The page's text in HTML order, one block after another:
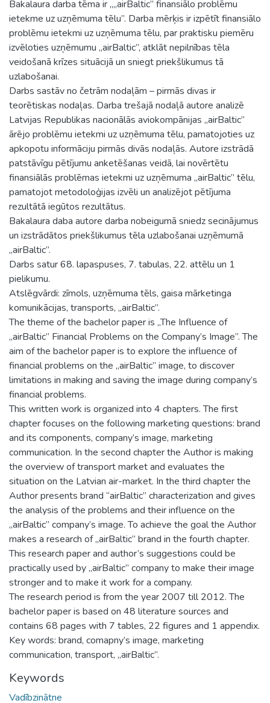
Bakalaura darba tēma ir „„airBaltic” finansiālo problēmu
ietekme uz uzņēmuma tēlu”. Darba mērķis ir izpētīt finansiālo
problēmu ietekmi uz uzņēmuma tēlu, par praktisku piemēru
izvēloties uzņēmumu „airBaltic”, atklāt nepilnības tēla
veidošanā krīzes situācijā un sniegt priekšlikumus tā
uzlabošanai.
Darbs sastāv no četrām nodaļām – pirmās divas ir
teorētiskas nodaļas. Darba trešajā nodaļā autore analizē
Latvijas Republikas nacionālās aviokompānijas „airBaltic”
ārējo problēmu ietekmi uz uzņēmuma tēlu, pamatojoties uz
apkopotu informāciju pirmās divās nodaļās. Autore izstrādā
patstāvīgu pētījumu anketēšanas veidā, lai novērtētu
finansiālās problēmas ietekmi uz uzņēmuma „airBaltic” tēlu,
pamatojot metodoloģijas izvēli un analizējot pētījuma
rezultātā iegūtos rezultātus.
Bakalaura daba autore darba nobeigumā sniedz secinājumus
un izstrādātos priekšlikumus tēla uzlabošanai uzņēmumā
„airBaltic”.
Darbs satur 68. lapaspuses, 7. tabulas, 22. attēlu un 1
pielikumu.
Atslēgvārdi: zīmols, uzņēmuma tēls, gaisa mārketinga
komunikācijas, transports, „airBaltic”.
The theme of the bachelor paper is „The Influence of
„airBaltic” Financial Problems on the Company’s Image”. The
aim of the bachelor paper is to explore the influence of
financial problems on the „airBaltic” image, to discover
limitations in making and saving the image during company’s
financial problems.
This written work is organized into 4 chapters. The first
chapter focuses on the following marketing questions: brand
and its components, company’s image, marketing
communication. In the second chapter the Author is making
the overview of transport market and evaluates the
situation on the Latvian air-market. In the third chapter the
Author presents brand “airBaltic” characterization and gives
the analysis of the problems and their influence on the
„airBaltic” company’s image. To achieve the goal the Author
makes a research of „airBaltic” brand in the fourth chapter.
This research paper and author’s suggestions could be
practically used by „airBaltic” company to make their image
stronger and to make it work for a company.
The research period is from the year 2007 till 2012. The
bachelor paper is based on 48 literature sources and
contains 68 pages with 7 tables, 22 figures and 1 appendix.
Key words: brand, comapny’s image, marketing
communication, transport, „airBaltic”.
Keywords
Vadībzinātne